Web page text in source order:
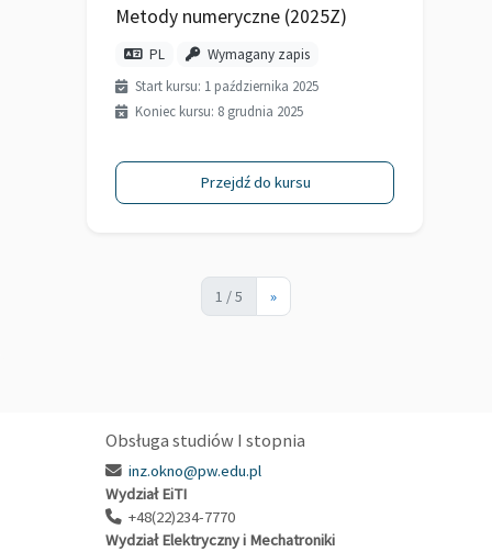
Metody numeryczne (2025Z)
PL Wymagany zapis
Start kursu: 1 października 2025
Koniec kursu: 8 grudnia 2025
Przejdź do kursu
1 / 5 »
Obsługa studiów I stopnia
inz.okno@pw.edu.pl
Wydział EiTI
+48(22)234-7770
Wydział Elektryczny i Mechatroniki